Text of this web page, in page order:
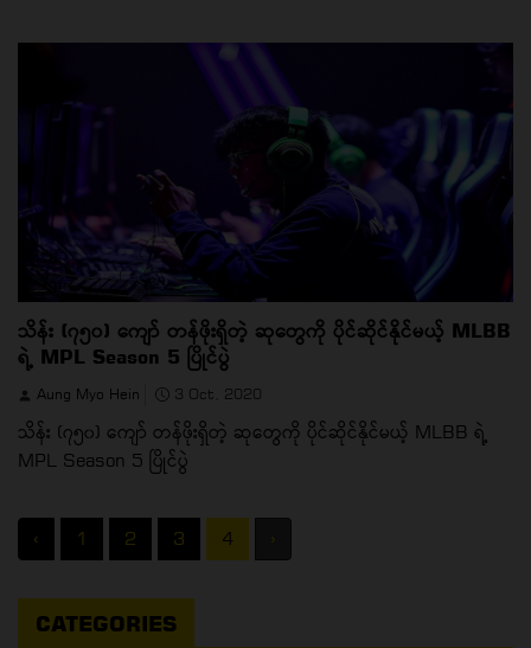
သိန်း (၇၅၀) ကျော် တန်ဖိုးရှိတဲ့ ဆုတွေကို ပိုင်ဆိုင်နိုင်မယ့် MLBB
ရဲ့ MPL Season 5 ပြိုင်ပွဲ
Aung Myo Hein 3 Oct, 2020
သိန်း (၇၅၀) ကျော် တန်ဖိုးရှိတဲ့ ဆုတွေကို ပိုင်ဆိုင်နိုင်မယ့် MLBB ရဲ့
MPL Season 5 ပြိုင်ပွဲ
‹ 1 2 3 4
CATEGORIES